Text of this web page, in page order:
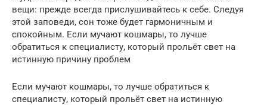
вещи: прежде всегда прислушивайтесь к себе. Следуя
этой заповеди, сон тоже будет гармоничным и
спокойным. Если мучают кошмары, то лучше
обратиться к специалисту, который прольёт свет на
истинную причину проблем
Если мучают кошмары, то лучше обратиться к
специалисту, который прольёт свет на истинную